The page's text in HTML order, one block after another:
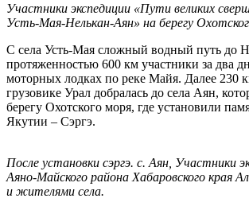
Участники экспедиции «Пути великих
Усть-Мая-Нелькан-Аян» на берегу
С села Усть-Мая сложный водный путь до
протяженностью 600 км участники за два
моторных лодках по реке Майя. Далее 230
грузовике Урал добралась до села Аян,
берегу Охотского моря, где установили
Якутии – Сэргэ.
После установки сэргэ. с. Аян, Участники
Аяно-Майского района Хабаровского края
и жителями села.